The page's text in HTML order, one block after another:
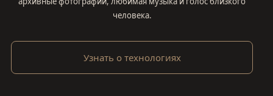
человека.
Узнать о технологиях